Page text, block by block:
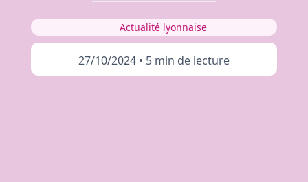
Actualité lyonnaise
27/10/2024 • 5 min de lecture